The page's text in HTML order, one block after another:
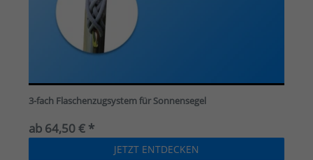
3-fach Flaschenzugsystem für Sonnensegel
ab 64,50 € *
JETZT ENTDECKEN